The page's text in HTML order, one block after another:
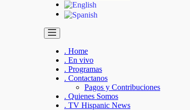
. Home
. En vivo
. Programas
. Contactanos
Pagos y Contribuciones
. Quienes Somos
. TV Hispanic News